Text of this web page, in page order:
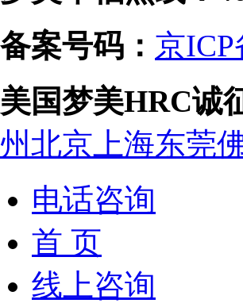
备案号码： 京ICP
美国梦美HRC诚
州北京 上海东莞
电话咨询
首 页
线上咨询